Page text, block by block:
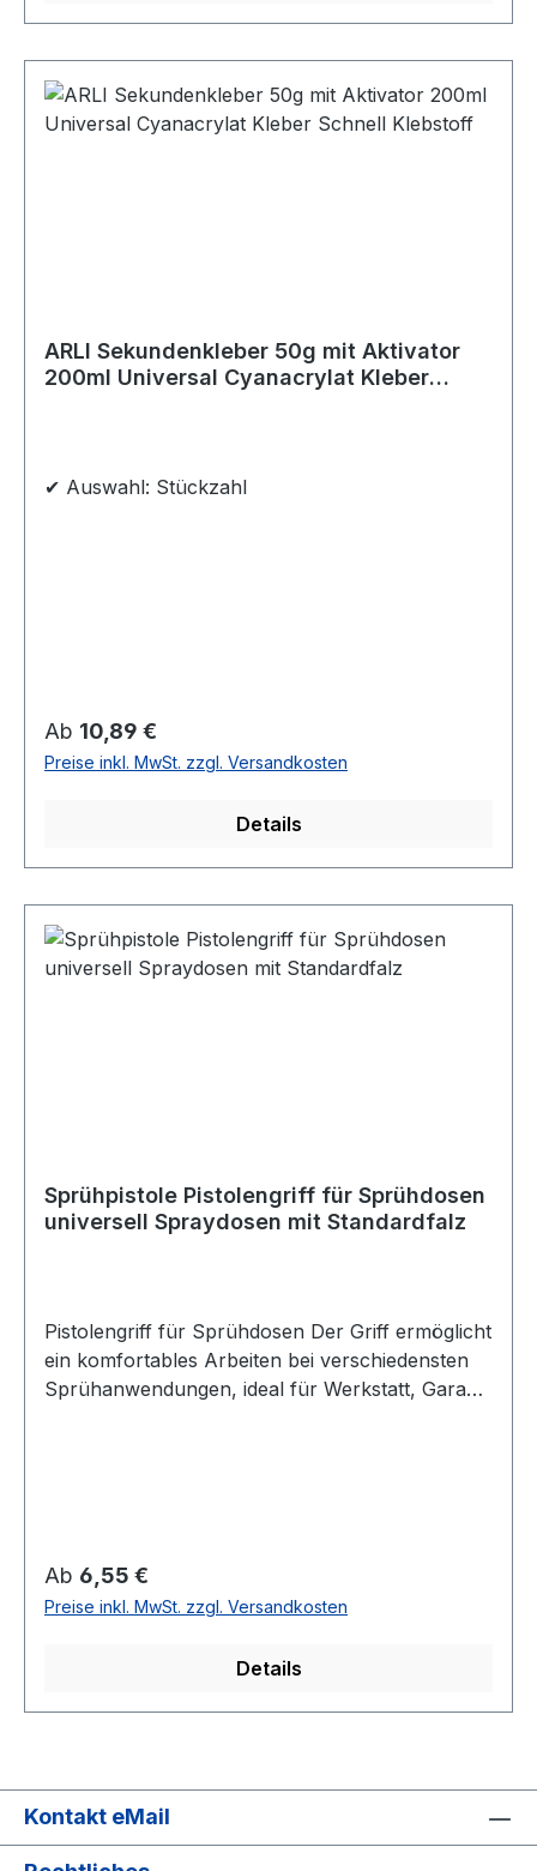
ARLI Sekundenkleber 50g mit Aktivator
200ml Universal Cyanacrylat Kleber
✔ Auswahl: Stückzahl
Regulärer Preis:
Ab 10,89 €
Preise inkl. MwSt. zzgl. Versandkosten
Details
Sprühpistole Pistolengriff für Sprühdosen
universell Spraydosen mit Standardfalz
Pistolengriff für Sprühdosen Der Griff ermöglicht
ein komfortables Arbeiten bei verschiedensten
Sprühanwendungen, ideal für Werkstatt, Garage
geeignet für eine Vielzahl von
SprayproduktenHinweis: Nicht geeignet für
Sprühdosen ohne Falz oder mit Sonderformen.
Regulärer Preis:
Ab 6,55 €
Preise inkl. MwSt. zzgl. Versandkosten
Details
Kontakt eMail